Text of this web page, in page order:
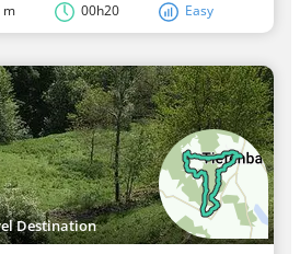
m 00h20 Easy
Destination